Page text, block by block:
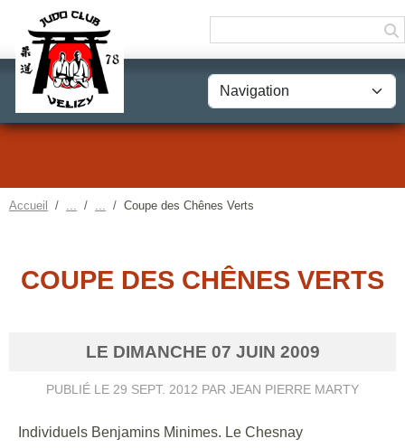
Accueil Coupe des Chênes Verts
COUPE DES CHÊNES VERTS
LE DIMANCHE 07 JUIN 2009
PUBLIÉ LE 29 SEPT. 2012 PAR JEAN PIERRE MARTY
Individuels Benjamins Minimes. Le Chesnay
Panneau de gestion des cookies